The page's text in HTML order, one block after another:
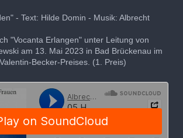
- Text: Hilde Domin - Musik: Albrecht
"Vocanta Erlangen" unter Leitung von
am 13. Mai 2023 in Bad Brückenau im
Becker-Preises. (1. Preis)